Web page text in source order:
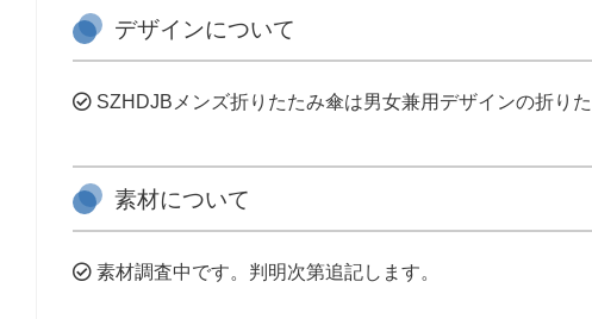
デザインについて
SZHDJBメンズ折りたたみ傘は男女兼用デザインの折りた
素材について
素材調査中です。判明次第追記します。